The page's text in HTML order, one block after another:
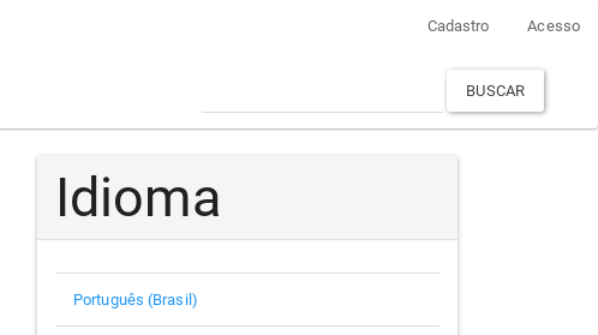
Cadastro Acesso
BUSCAR
Idioma
Português (Brasil)